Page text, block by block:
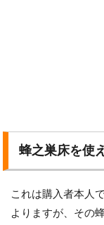
蜂之巣床を使
これは購入者本人
よりますが、その